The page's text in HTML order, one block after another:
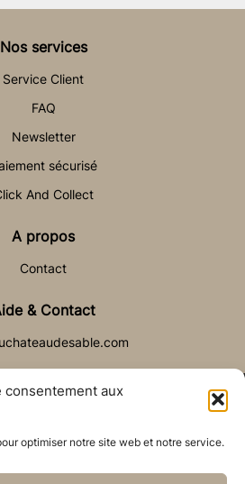
consentement aux
optimiser notre site web et notre service.
Nos services
Service Client
FAQ
Newsletter
sécurisé
And Collect
A propos
Contact
& Contact
l’agence web : PixelsAgency.fr